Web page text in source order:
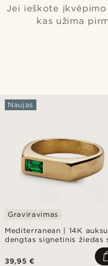
Jei ieškote
kas užima
Mediterranean | 14K auksu
dengtas signetinis žiedas
smaragdo žalumo cirkoniu
Naujas
Graviravimas
39,95 €